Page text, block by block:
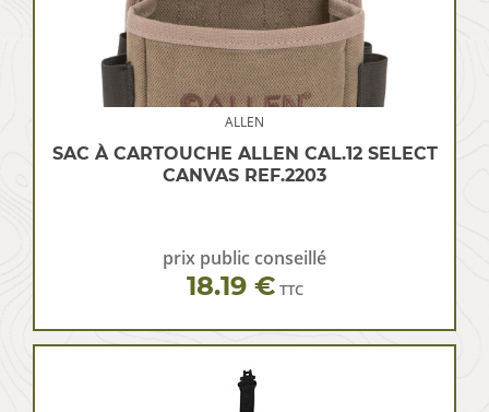
ALLEN
SAC À CARTOUCHE ALLEN CAL.12 SELECT
CANVAS REF.2203
prix public conseillé
18.19 € TTC